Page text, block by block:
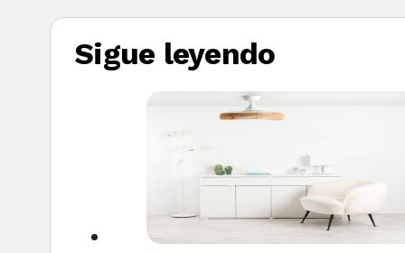
Sigue leyendo